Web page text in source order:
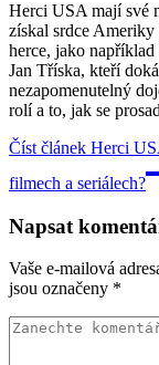
Herci USA mají své
získal srdce Ameriky
herce, jako
Jan Tříska, kteří
nezapomenutelný
rolí a to, jak se
Číst článek Herci
filmech a seriálech?
Napsat
Vaše e-mailová
jsou označeny *